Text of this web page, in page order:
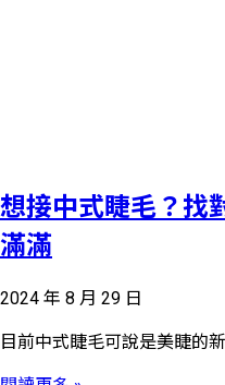
想接中式睫毛？找
滿滿
2024 年 8 月 29 日
目前中式睫毛可說是美睫的